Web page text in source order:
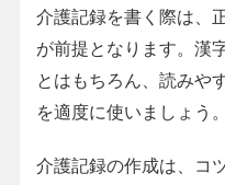
介護記録を書く際は、
が前提となります。漢
とはもちろん、読みや
を適度に使いましょう。
介護記録の作成は、コ